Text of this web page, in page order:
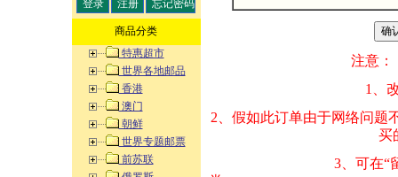
商品分类
特惠超市
世界各地邮品
香港
澳门
朝鲜
世界专题邮票
前苏联
注意：
1、改变商品数量
2、假如此订单由
买的邮品的“
3、可在“